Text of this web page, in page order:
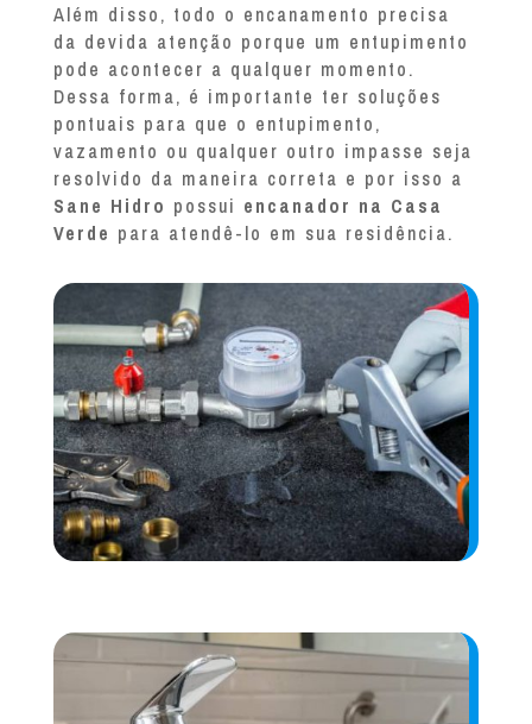
Além disso, todo o encanamento precisa
da devida atenção porque um entupimento
pode acontecer a qualquer momento.
Dessa forma, é importante ter soluções
pontuais para que o entupimento,
vazamento ou qualquer outro impasse seja
resolvido da maneira correta e por isso a
Sane Hidro possui encanador na Casa
Verde para atendê-lo em sua residência.